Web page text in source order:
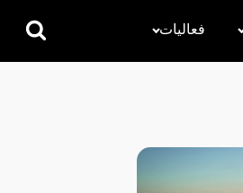
فعاليات
البحث
عن: